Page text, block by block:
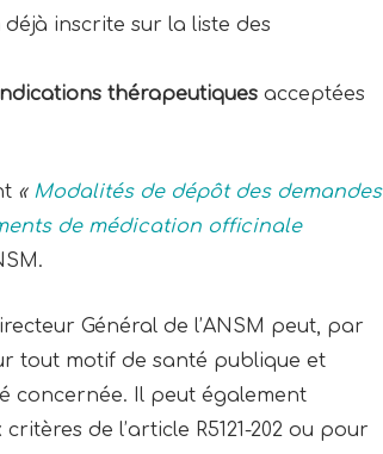
déjà inscrite sur la liste des
thérapeutiquesacceptées
« Modalités de dépôt des demandes
de médication officinale
Général de l’ANSM peut, par
tout motif de santé publique et
concernée. Il peut également
de l’article R5121-202 ou pour